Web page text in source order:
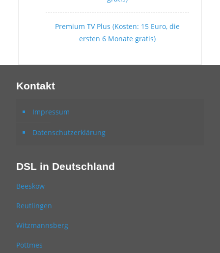
Premium TV Plus (Kosten: 15 Euro, die
ersten 6 Monate gratis)
Kontakt
Impressum
Datenschutzerklärung
DSL in Deutschland
Beeskow
Reutlingen
Witzmannsberg
Pöttmes